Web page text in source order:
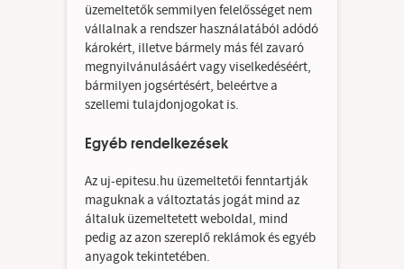
üzemeltetők semmilyen felelősséget nem
vállalnak a rendszer használatából adódó
károkért, illetve bármely más fél zavaró
megnyilvánulásáért vagy viselkedéséért,
bármilyen jogsértésért, beleértve a
szellemi tulajdonjogokat is.
Egyéb rendelkezések
Az uj-epitesu.hu üzemeltetői fenntartják
maguknak a változtatás jogát mind az
általuk üzemeltetett weboldal, mind
pedig az azon szereplő reklámok és egyéb
anyagok tekintetében.